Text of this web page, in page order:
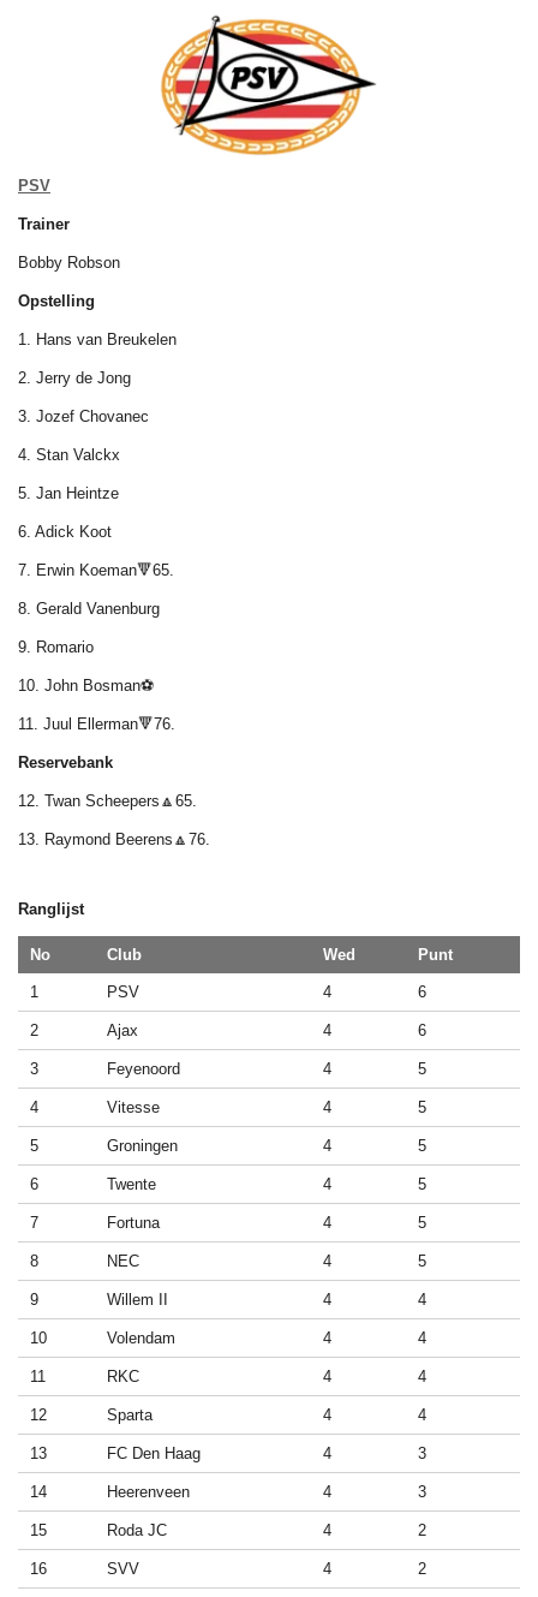
PSV
Trainer
Bobby Robson
Opstelling
1. Hans van Breukelen
2. Jerry de Jong
3. Jozef Chovanec
4. Stan Valckx
5. Jan Heintze
6. Adick Koot
7. Erwin Koeman🔻65.
8. Gerald Vanenburg
9. Romario
10. John Bosman⚽
11. Juul Ellerman🔻76.
Reservebank
12. Twan Scheepers🔼65.
13. Raymond Beerens🔼76.
Ranglijst
No Club Wed Punt
1 PSV 4 6
2 Ajax 4 6
3 Feyenoord 4 5
4 Vitesse 4 5
5 Groningen 4 5
6 Twente 4 5
7 Fortuna 4 5
8 NEC 4 5
9 Willem II 4 4
10 Volendam 4 4
11 RKC 4 4
12 Sparta 4 4
13 FC Den Haag 4 3
14 Heerenveen 4 3
15 Roda JC 4 2
16 SVV 4 2